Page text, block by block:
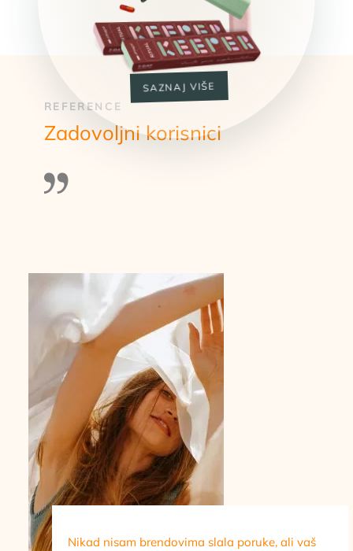
REFERENCE
Zadovoljni korisnici
Nikad nisam brendovima slala poruke, ali vaš
SAZNAJ VIŠE